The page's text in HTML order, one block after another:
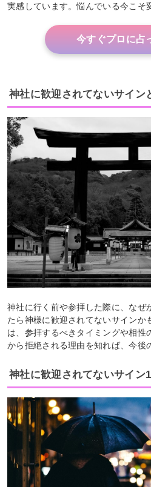
実感しています。悩んでいる今こそ
今すぐプロに占
神社に歓迎されてないサイン
神社に行く前や参拝した際に、なぜ
たら神様に歓迎されてないサインか
は、参拝するべきタイミングや相性
から拒絶される理由を知れば、今後
神社に歓迎されてないサイン